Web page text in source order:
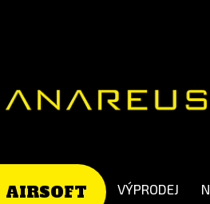
AIRSOFT VÝPRODEJ